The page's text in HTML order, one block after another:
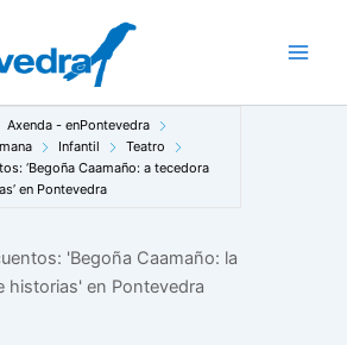
Axenda - enPontevedra
Infantil
Teatro
‘Begoña Caamaño: a tecedora
en Pontevedra